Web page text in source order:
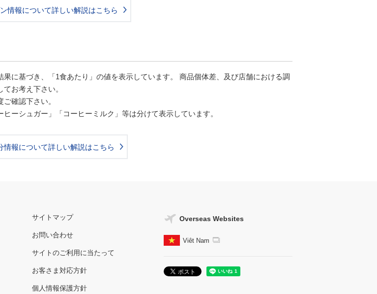
情報について詳しい解説はこちら
に基づき、「1食あたり」の値を表示しています。 商品個体差、及び店舗における調
お考え下さい。
確認下さい。
ーシュガー」「コーヒーミルク」等は分けて表示しています。
情報について詳しい解説はこちら
サイトマップ
お問い合わせ
サイトのご利用に当たって
お客さま対応方針
個人情報保護方針
Overseas Websites
Viêt Nam